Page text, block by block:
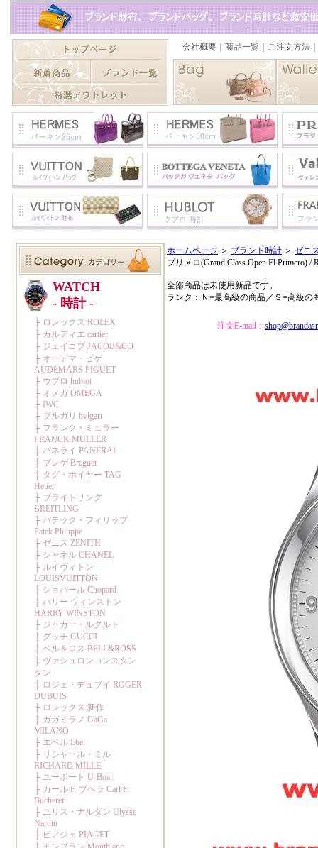
ホームページ ＞ ブランド時計 ＞ ゼニ
プリメロ(Grand Class Open El Primero) /
全部商品は未使用新品です。
ランク：Ｎ=最高級の商品／Ｓ=高級の
注文E-mail：